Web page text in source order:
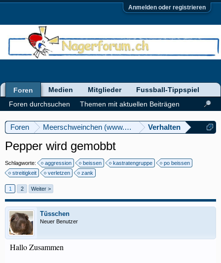
Anmelden oder registrieren
Foren Meerschweinchen (www.meerschweinforum.ch)
Verhalten
Pepper wird gemobbt
Schlagworte: aggression beissen kastratengruppe
po beissen
streitigkeit
verletzen zank
1 2 Weiter >
Tüsschen
Neuer Benutzer
Hallo Zusammen
Foren
Foren durchsuchen
Themen mit aktuellen Beiträgen
Medien Mitglieder Fussball-Tippspiel